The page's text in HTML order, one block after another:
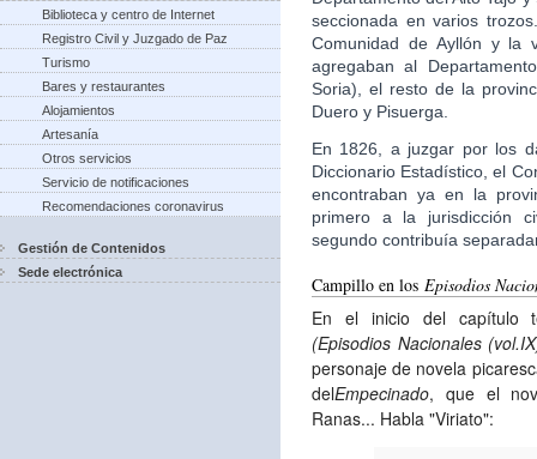
Biblioteca y centro de Internet
Registro Civil y Juzgado de Paz
Turismo
Bares y restaurantes
Alojamientos
Artesanía
Otros servicios
Servicio de notificaciones
Recomendaciones coronavirus
Gestión de Contenidos
Sede electrónica
seccionada en varios
Comunidad de Ayllón y la
agregaban al
Soria), el resto de la
Duero y Pisuerga.
En 1826, a juzgar por los
Diccionario Estadístico, el
encontraban ya en la
primero a la jurisdicción
segundo contribuía
Campillo en los Episodios
En el inicio del capítulo
(Episodios Nacionales
personaje de novela
delEmpecinado, que el
Ranas... Habla "Viriato":